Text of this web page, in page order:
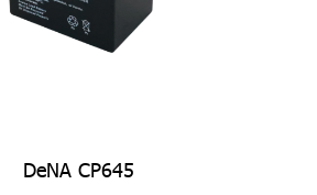
DeNA CP645